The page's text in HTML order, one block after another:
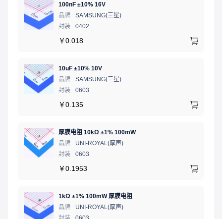
100nF ±10% 16V
品牌
SAMSUNG(三星)
封装
0402
￥0.018
10uF ±10% 10V
品牌
SAMSUNG(三星)
封装
0603
￥0.135
厚膜电阻 10kΩ ±1% 100mW
品牌
UNI-ROYAL(厚声)
封装
0603
￥0.1953
1kΩ ±1% 100mW 厚膜电阻
品牌
UNI-ROYAL(厚声)